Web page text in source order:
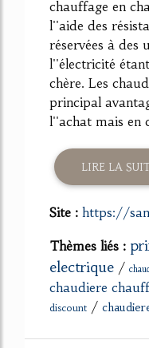
chauffage en
l''aide des
réservées à des
l''électricité
chère. Les
principal
l''achat mais en
LIRE LA
Site : https://
Thèmes liés :
electrique /
chaudiere
discount /